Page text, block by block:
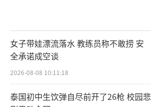
女子带娃漂流落水 教练员称不敢捞 安
全承诺成空谈
2026-08-08 10:11:18
泰国初中生饮弹自尽前开了26枪 校园悲